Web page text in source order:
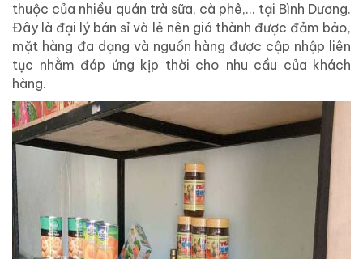
thuộc của nhiều quán trà sữa, cà phê,… tại Bình Dương.
Đây là đại lý bán sỉ và lẻ nên giá thành được đảm bảo,
mặt hàng đa dạng và nguồn hàng được cập nhập liên
tục nhằm đáp ứng kịp thời cho nhu cầu của khách
hàng.